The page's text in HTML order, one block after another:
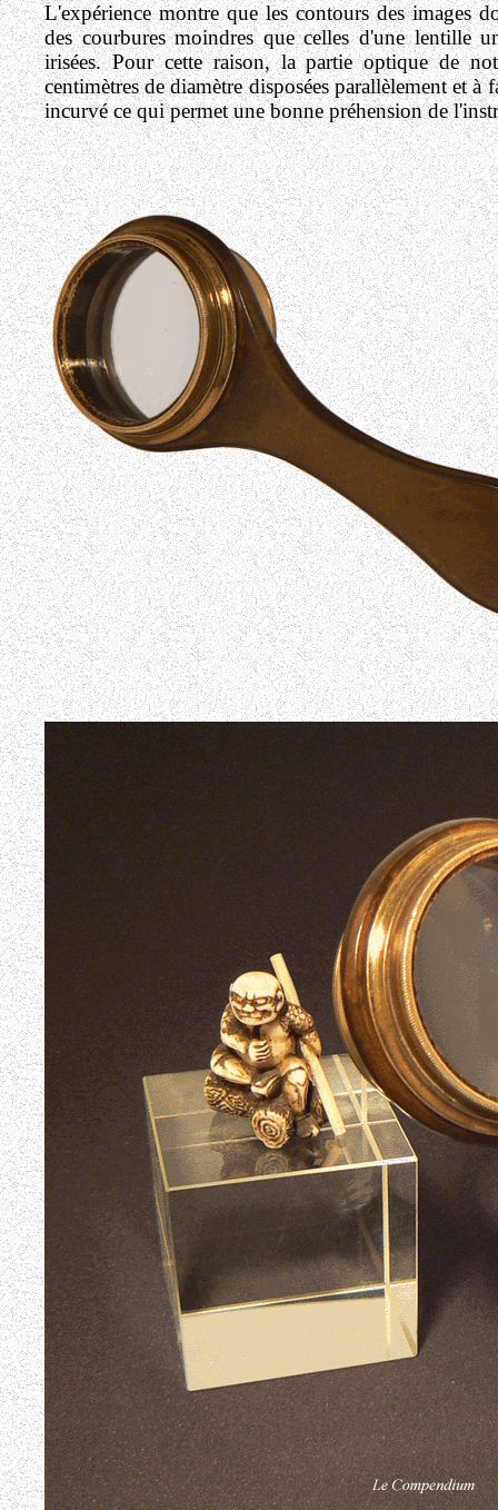
L'expérience montre que les contours des images
des courbures moindres que celles d'une lentille
irisées.Pour cette raison, la partie optique de
centimètres de diamètre disposées parallèlement et
incurvé ce qui permet une bonne préhension de